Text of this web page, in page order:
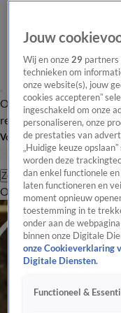
Overzicht Laatste nieuws
redactie
Volg Hart van Nederland
Zoeken
OverzichtRegio
Jouw
Wij en onze29 partners
technieken om
onze website(s), jouw
cookies accepteren”
ingeschakeld om onze
personaliseren, onze
de prestaties van
„Huidige keuze
worden deze
dan enkel functionele
laten functioneren en
moment opnieuw
toestemming in te
onder aan de
binnen onze Digitale
onze Cookieverklaring
Digitale Diensten.
Functioneel &